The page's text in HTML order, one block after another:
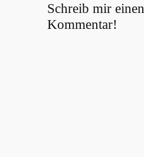
Schreib mir einen
Kommentar!